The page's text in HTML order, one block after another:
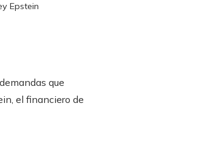
Epstein
que
el financiero de